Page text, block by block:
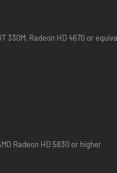
podes pensar, ponderar e
que desejas. Fornece
construídos a partir de
ser criados com
Não haverá duas fábricas
330M, Radeon HD 4670 or
Radeon HD 5830 or higher